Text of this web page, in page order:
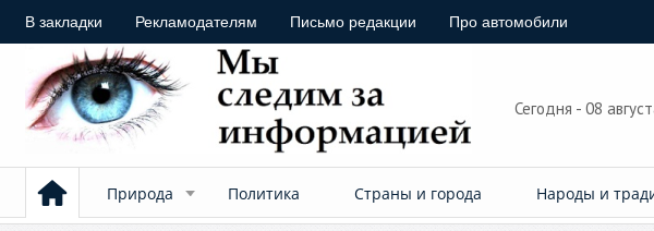
В закладки Рекламодателям Письмо редакции Про автомобили
Сегодня - 08
Природа Политика Страны и города Народы и